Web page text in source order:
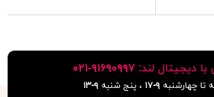
دیجیتال لند:٩١۶٩٠٩٩٧-٠٢١
تا چهارشنبه۹-۱۷ ، پنج شنبه۹-١٣